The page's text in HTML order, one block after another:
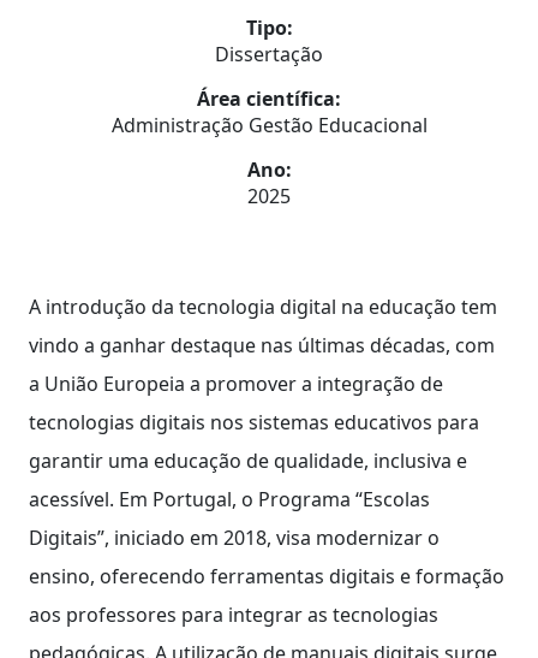
Tipo:
Dissertação
Área científica:
Administração Gestão Educacional
Ano:
2025
A introdução da tecnologia digital na educação tem
vindo a ganhar destaque nas últimas décadas, com
a União Europeia a promover a integração de
tecnologias digitais nos sistemas educativos para
garantir uma educação de qualidade, inclusiva e
acessível. Em Portugal, o Programa “Escolas
Digitais”, iniciado em 2018, visa modernizar o
ensino, oferecendo ferramentas digitais e formação
aos professores para integrar as tecnologias
pedagógicas. A utilização de manuais digitais surge